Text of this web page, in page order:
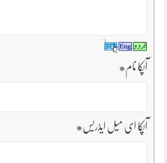
آپکا نام*
آپکا ای میل ایڈریس*